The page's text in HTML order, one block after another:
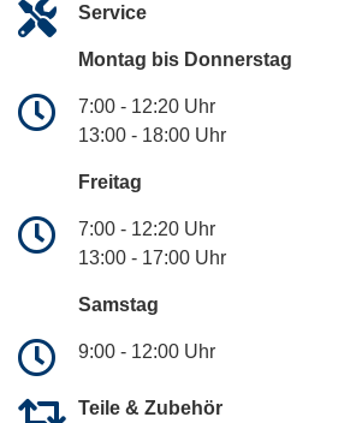
Service
Montag bis Donnerstag
7:00 - 12:20 Uhr
13:00 - 18:00 Uhr
Freitag
7:00 - 12:20 Uhr
13:00 - 17:00 Uhr
Samstag
9:00 - 12:00 Uhr
Teile & Zubehör